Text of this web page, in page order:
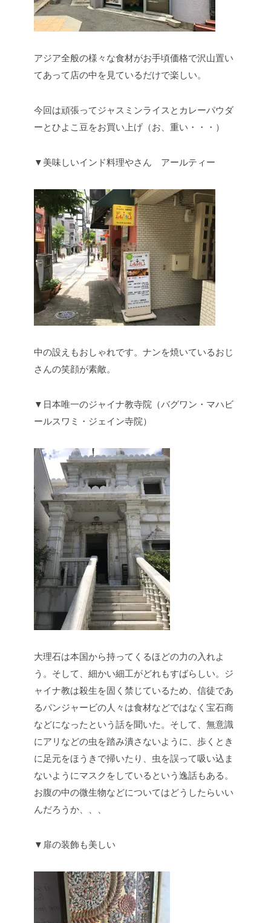
アジア全般の様々な食材がお手頃価格で沢山置い
てあって店の中を見ているだけで楽しい。
今回は頑張ってジャスミンライスとカレーパウダ
ーとひよこ豆をお買い上げ（お、重い・・・）
▼美味しいインド料理やさん アールティー
中の設えもおしゃれです。ナンを焼いているおじ
さんの笑顔が素敵。
▼日本唯一のジャイナ教寺院（バグワン・マハビ
ールスワミ・ジェイン寺院）
大理石は本国から持ってくるほどの力の入れよ
う。そして、細かい細工がどれもすばらしい。ジ
ャイナ教は殺生を固く禁じているため、信徒であ
るパンジャービの人々は食材などではなく宝石商
などになったという話を聞いた。そして、無意識
にアリなどの虫を踏み潰さないように、歩くとき
に足元をほうきで掃いたり、虫を誤って吸い込ま
ないようにマスクをしているという逸話もある。
お腹の中の微生物などについてはどうしたらいい
んだろうか、、、
▼扉の装飾も美しい